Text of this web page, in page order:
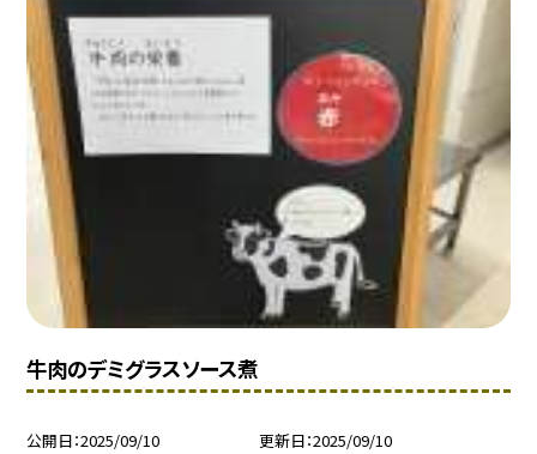
牛肉のデミグラスソース煮
公開日 2025/09/10 更新日 2025/09/10